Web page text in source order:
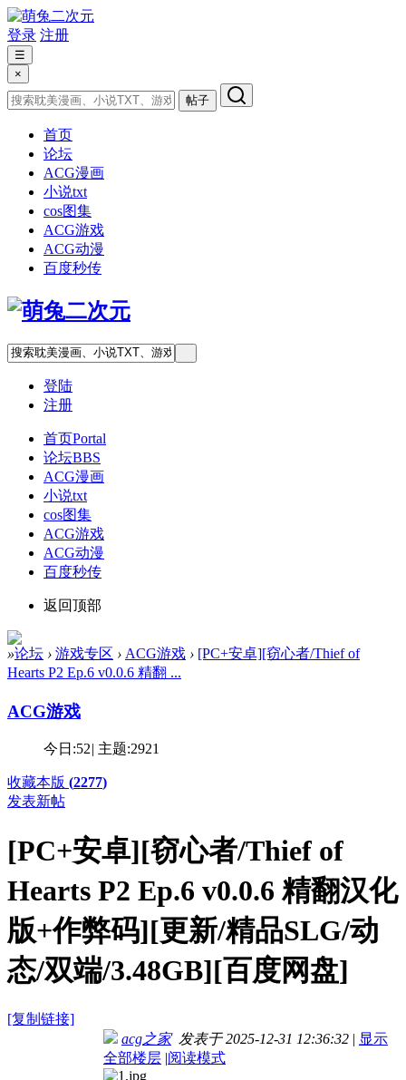
登录 注册
☰
×
帖子
首页
论坛
ACG漫画
小说txt
cos图集
ACG游戏
ACG动漫
百度秒传
登陆
注册
首页Portal
论坛BBS
ACG漫画
小说txt
cos图集
ACG游戏
ACG动漫
百度秒传
返回顶部
»论坛 › 游戏专区 › ACG游戏 › [PC+安卓][窃心者/Thief of
Hearts P2 Ep.6 v0.0.6 精翻 ...
ACG游戏
今日:52| 主题:2921
收藏本版 (2277)
发表新帖
[PC+安卓][窃心者/Thief of
Hearts P2 Ep.6 v0.0.6 精翻汉化
版+作弊码][更新/精品SLG/动
态/双端/3.48GB][百度网盘]
[复制链接]
acg之家发表于 2025-12-31 12:36:32 | 显示
全部楼层 |阅读模式